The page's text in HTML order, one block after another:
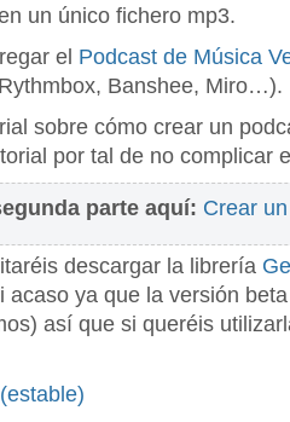
un único fichero mp3.
el Podcast de Música
Banshee, Miro…).
sobre cómo crear un
por tal de no complicar
parte aquí: Crear
descargar la librería
acaso ya que la versión
así que si queréis